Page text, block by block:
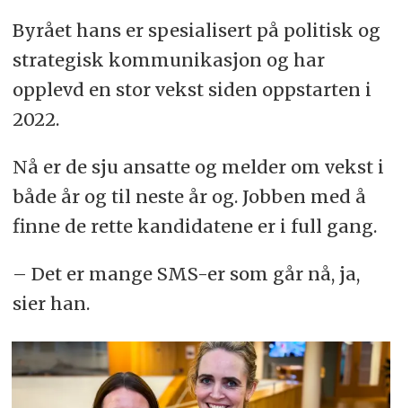
Byrået hans er spesialisert på politisk og
strategisk kommunikasjon og har
opplevd en stor vekst siden oppstarten i
2022.
Nå er de sju ansatte og melder om vekst i
både år og til neste år og. Jobben med å
finne de rette kandidatene er i full gang.
– Det er mange SMS-er som går nå, ja,
sier han.